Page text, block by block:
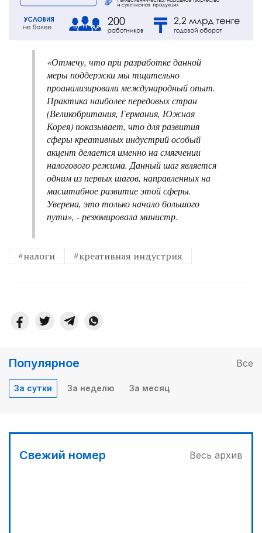
«Отмечу, что при разработке данной
меры поддержки мы тщательно
проанализировали международный опыт.
Практика наиболее передовых стран
(Великобритания, Германия, Южная
Корея) показывает, что для развития
сферы креативных индустрий особый
акцент делается именно на смягчении
налогового режима. Данный шаг является
одним из первых шагов, направленных на
масштабное развитие этой сферы.
Уверена, это только начало большого
пути», - резюмировала министр.
#налоги #креативная индустрия
Популярное Все
За сутки За неделю За месяц
Свежий номер Весь архив